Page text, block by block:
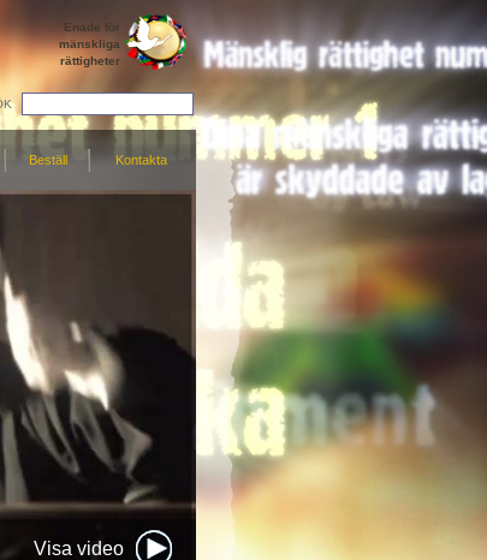
Enade för
mänskliga
rättigheter
Beställ Kontakta
Visa video